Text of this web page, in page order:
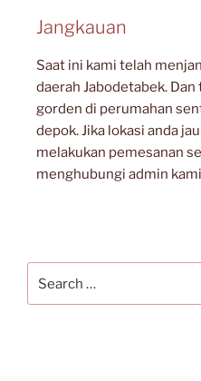
Jangkauan
Saat ini kami telah
daerah Jabodetabek.
gorden di perumahan
depok. Jika lokasi anda
melakukan pemesanan
menghubungi admin